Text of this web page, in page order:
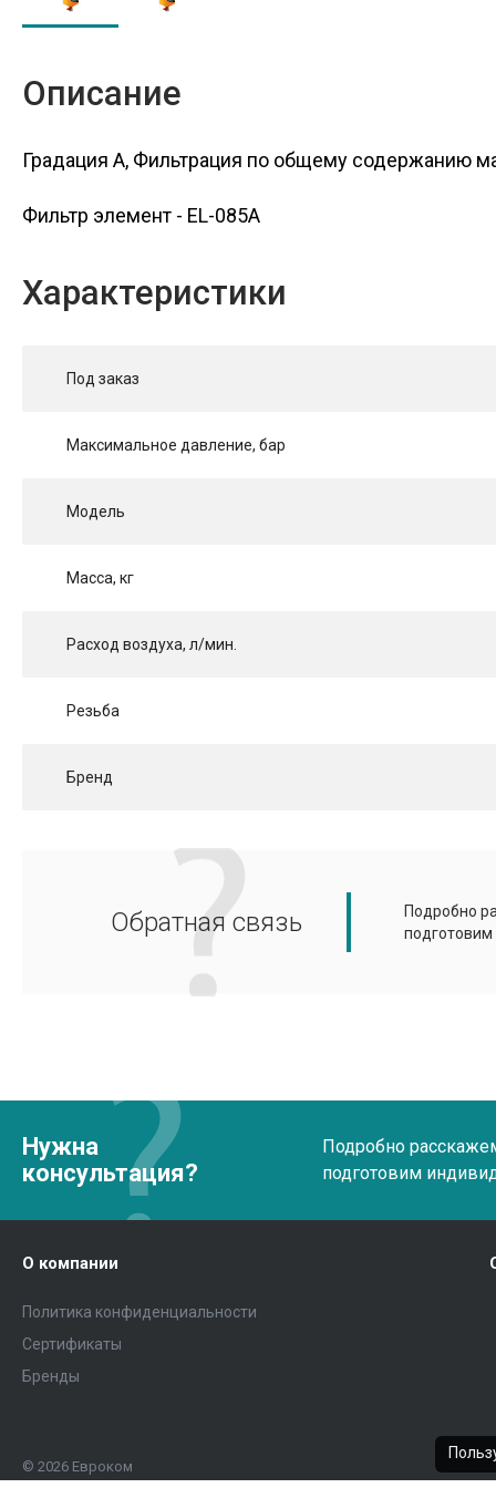
Описание
Градация A, Фильтрация по общему содержанию
Фильтр элемент - EL-085A
Характеристики
Под заказ
Максимальное давление, бар
Модель
Масса, кг
Расход воздуха, л/мин.
Резьба
Бренд
Обратная связь
Подробно
Нужна
консультация?
Подробно
подготовим
О компании
Политика конфиденциальности
Сертификаты
Бренды
© 2026 Евроком